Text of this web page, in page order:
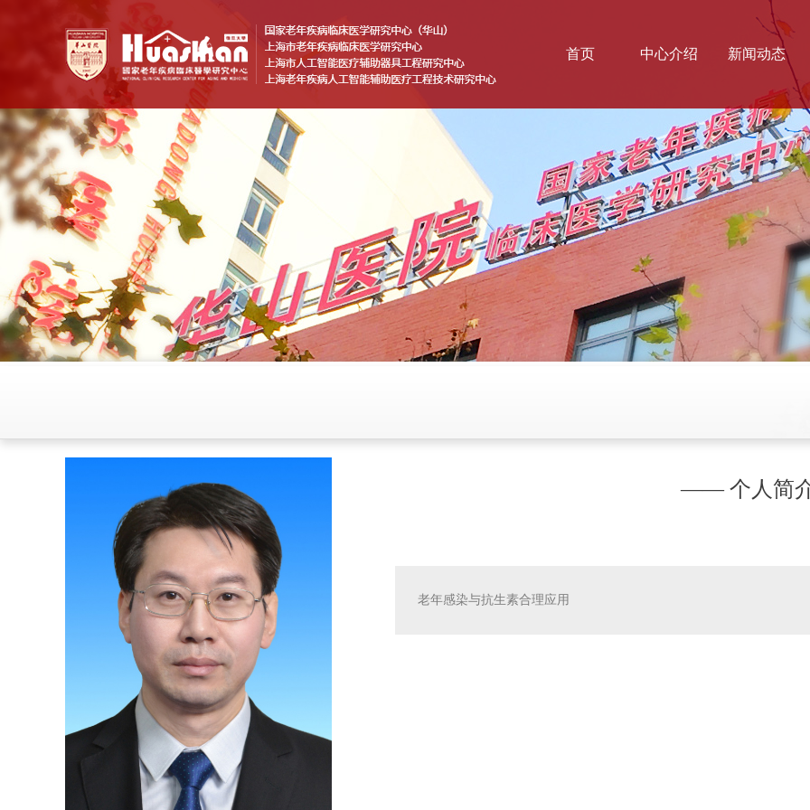
首页 中心介绍
基本情况
战略方向
医联体
组织结构
协同研究网络
新闻动态
综合新闻
科学前沿
云讲堂
—— 个人简
老年感染与抗生素合理应用